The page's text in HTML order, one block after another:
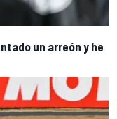
un arreón y he